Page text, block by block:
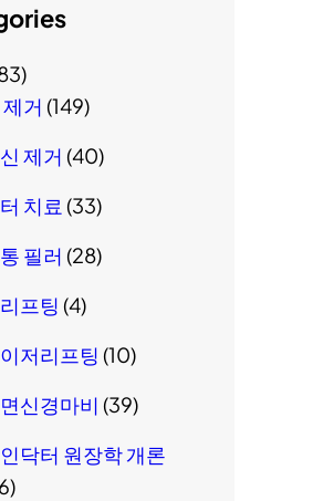
거 (149)
제거 (40)
치료 (33)
필러 (28)
프팅 (4)
저리프팅 (10)
신경마비 (39)
닥터 원장학 개론